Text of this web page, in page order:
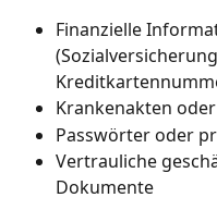
Finanzielle
Krankenakten
Passwörter oder
Vertrauliche
Dokumente